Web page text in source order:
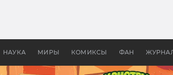
НАУКА МИРЫ КОМИКСЫ ФАН
в России —
бы